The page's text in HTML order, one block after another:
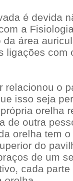
é devida
a
área
ligações com
relacionou o
isso seja
orelha
de outra
orelha tem
do
de um
cada